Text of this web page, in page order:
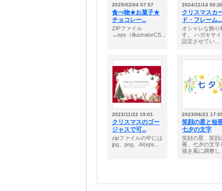
2025/02/04 07:57
食べ物★お菓子★
チョコレー...
ZIPファイル
→eps（illustratorCS...
2024/11/14
クリスマスカ
ド・フレーム...
オシャレな飾り
す。 ハガキサ
設定させてい...
2023/11/22 19:01
クリスマスのゴー
ジャスで可...
zipファイルの中には
jpg、png、AI(eps...
2023/06/21
笑顔の星と短
七夕の文字
笑顔の星、笑顔
冊、七夕の文字
描き風に調整し